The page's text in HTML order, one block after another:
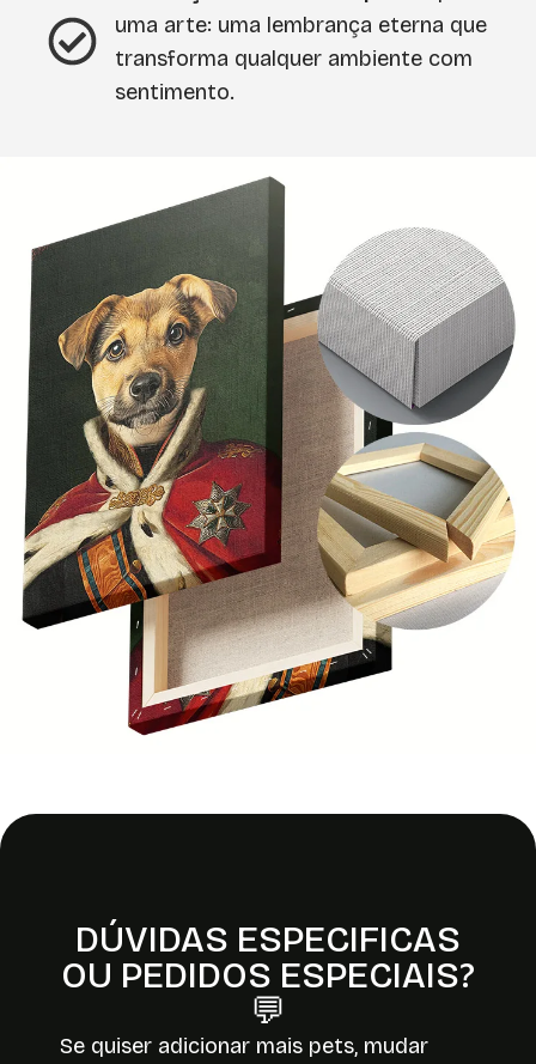
uma arte: uma lembrança eterna que
transforma qualquer ambiente com
sentimento.
DÚVIDAS ESPECIFICAS
OU PEDIDOS ESPECIAIS?
💬
Se quiser adicionar mais pets, mudar